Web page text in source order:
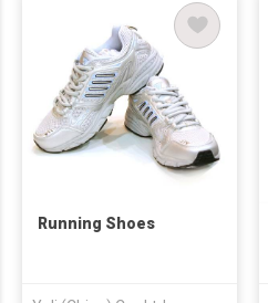
Running Shoes